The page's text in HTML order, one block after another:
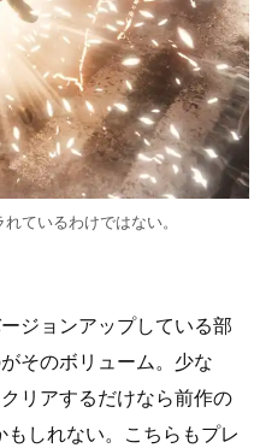
ているわけではない。
ジョンアップしている部
そのボリューム。少な
リアするだけなら前作の
しれない。こちらもプレ